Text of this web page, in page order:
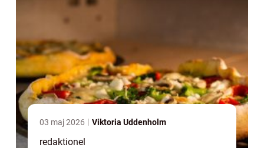
03 maj 2026 Viktoria Uddenholm
redaktionel